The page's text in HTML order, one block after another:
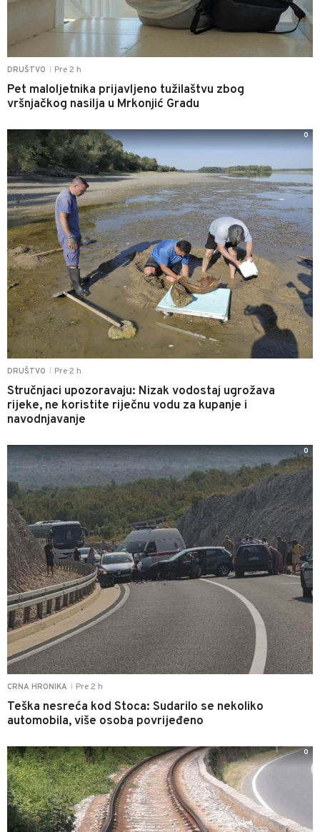
DRUŠTVO Pre 2 h
Pet maloljetnika prijavljeno tužilaštvu zbog
vršnjačkog nasilja u Mrkonjić Gradu
DRUŠTVO Pre 2 h
Stručnjaci upozoravaju: Nizak vodostaj ugrožava
rijeke, ne koristite riječnu vodu za kupanje i
navodnjavanje
0
CRNA HRONIKA Pre 2 h
Teška nesreća kod Stoca: Sudarilo se nekoliko
automobila, više osoba povrijeđeno
0
0